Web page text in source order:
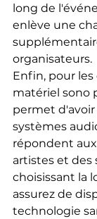
long de
enlève une
organisateurs.
Enfin, pour les
matériel sono
permet d'avoir
systèmes
répondent
artistes et des
choisissant la
assurez de
technologie